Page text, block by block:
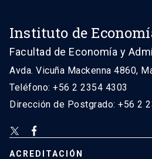
Instituto de
Facultad de Economía y
Avda. Vicuña Mackenna 4860,
Teléfono: +56 2 2354 4303
Dirección de Postgrado: +56 2
ACREDITACIÓN